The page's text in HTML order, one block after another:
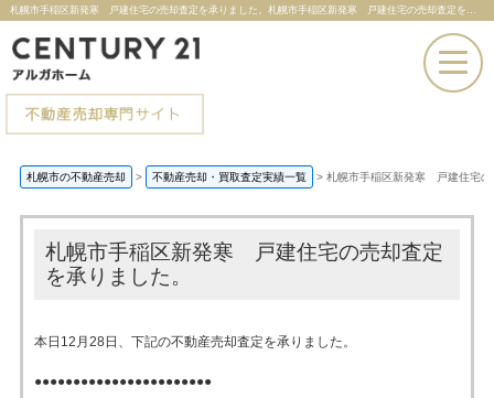
札幌市手稲区新発寒 戸建住宅の売却査定を承りました。札幌市手稲区新発寒 戸建住宅の売却査定を承りました。 |札幌市の不動産売却ならセンチュリー21アルガホーム
札幌市の不動産売却 > 不動産売却・買取査定実績一覧 > 札幌市手稲区新発寒 戸建住宅の
札幌市手稲区新発寒 戸建住宅の売却査定
を承りました。
本日12月28日、下記の不動産売却査定を承りました。
●●●●●●●●●●●●●●●●●●●●●●●